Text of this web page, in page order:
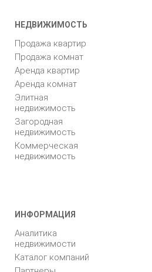
НЕДВИЖИМОСТЬ
Продажа квартир
Продажа комнат
Аренда квартир
Аренда комнат
Элитная
недвижимость
Загородная
недвижимость
Коммерческая
недвижимость
ИНФОРМАЦИЯ
Аналитика
недвижимости
Каталог компаний